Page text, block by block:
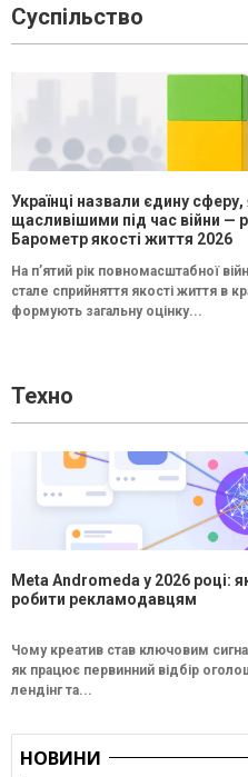
Суспільство
Українці назвали єдину сферу,
щасливішими під час війни —
Барометр якості життя 2026
На п’ятий рік повномасштабної
стале сприйняття якості життя в
формують загальну оцінку...
Техно
Meta Andromeda у 2026 році:
робити рекламодавцям
Чому креатив став ключовим
як працює первинний відбір
лендінг та...
НОВИНИ